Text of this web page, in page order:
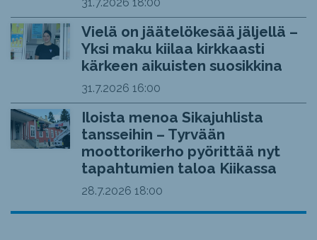
Vielä on jäätelökesää jäljellä –
Yksi maku kiilaa kirkkaasti
kärkeen aikuisten suosikkina
31.7.2026 16:00
Iloista menoa Sikajuhlista
tansseihin – Tyrvään
moottorikerho pyörittää nyt
tapahtumien taloa Kiikassa
28.7.2026 18:00